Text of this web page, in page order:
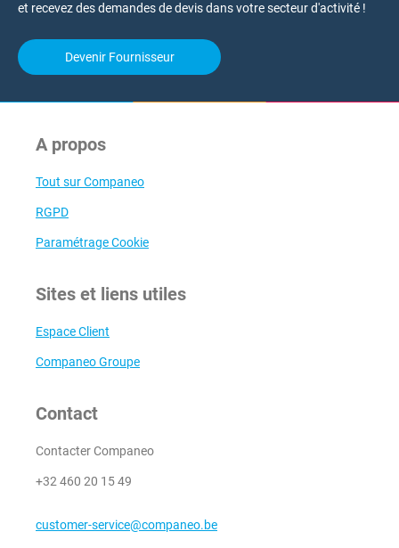
et recevez des demandes de devis dans votre secteur d'activité !
Devenir Fournisseur
A propos
Tout sur Companeo
RGPD
Paramétrage Cookie
Sites et liens utiles
Espace Client
Companeo Groupe
Contact
Contacter Companeo
+32 460 20 15 49
customer-service@companeo.be